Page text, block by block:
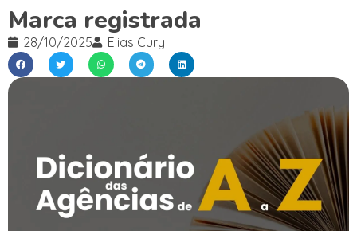
Marca registrada
28/10/2025 Elias Cury